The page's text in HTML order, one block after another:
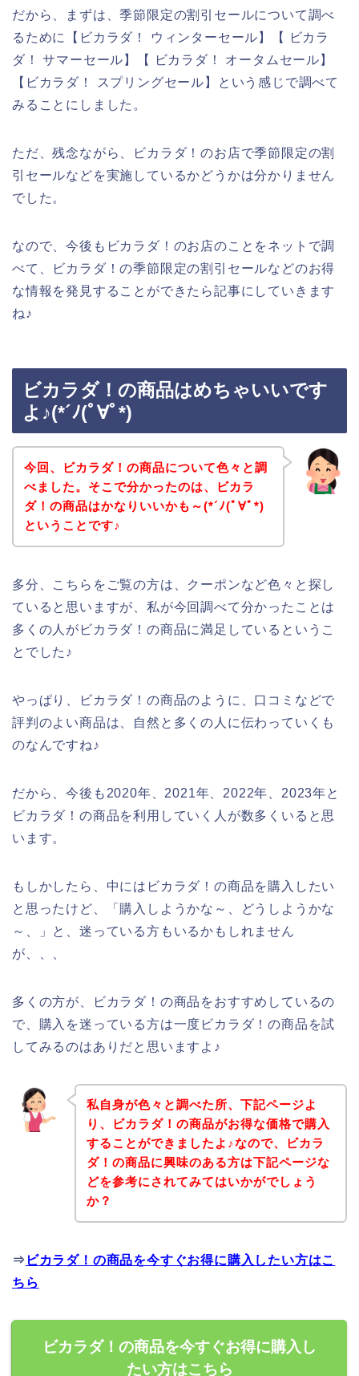
だから、まずは、季節限定の割引セールについて調べ
るために【ビカラダ！ ウィンターセール】【 ビカラ
ダ！ サマーセール】【 ビカラダ！ オータムセール】
【ビカラダ！ スプリングセール】という感じで調べて
みることにしました。
ただ、残念ながら、ビカラダ！のお店で季節限定の割
引セールなどを実施しているかどうかは分かりません
でした。
なので、今後もビカラダ！のお店のことをネットで調
べて、ビカラダ！の季節限定の割引セールなどのお得
な情報を発見することができたら記事にしていきます
ね♪
ビカラダ！の商品はめちゃいいです
よ♪(*´ﾉ(ﾟ∀ﾟ*)
今回、ビカラダ！の商品について色々と調
べました。そこで分かったのは、ビカラ
ダ！の商品はかなりいいかも～(*´ﾉ(ﾟ∀ﾟ*)
ということです♪
多分、こちらをご覧の方は、クーポンなど色々と探し
ていると思いますが、私が今回調べて分かったことは
多くの人がビカラダ！の商品に満足しているというこ
とでした♪
やっぱり、ビカラダ！の商品のように、口コミなどで
評判のよい商品は、自然と多くの人に伝わっていくも
のなんですね♪
だから、今後も2020年、2021年、2022年、2023年と
ビカラダ！の商品を利用していく人が数多くいると思
います。
もしかしたら、中にはビカラダ！の商品を購入したい
と思ったけど、「購入しようかな～、どうしようかな
～、」と、迷っている方もいるかもしれません
が、、、
多くの方が、ビカラダ！の商品をおすすめしているの
で、購入を迷っている方は一度ビカラダ！の商品を試
してみるのはありだと思いますよ♪
私自身が色々と調べた所、下記ページよ
り、ビカラダ！の商品がお得な価格で購入
することができましたよ♪なので、ビカラ
ダ！の商品に興味のある方は下記ページな
どを参考にされてみてはいかがでしょう
か？
⇒ ビカラダ！の商品を今すぐお得に購入したい方はこ
ちら
ビカラダ！の商品を今すぐお得に購入し
たい方はこちら